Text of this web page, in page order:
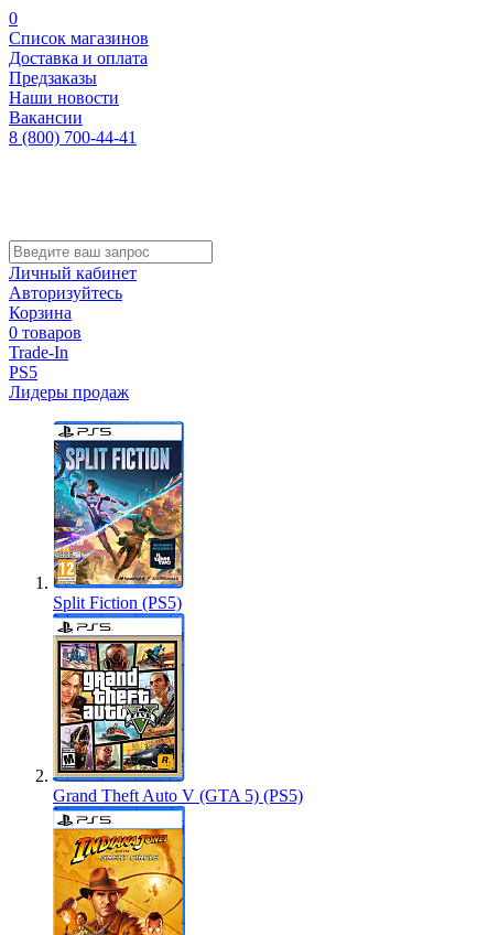
0
Список магазинов
Доставка и оплата
Предзаказы
Наши новости
Вакансии
8 (800) 700-44-41
Личный кабинет
Авторизуйтесь
Корзина
0 товаров
Trade-In
PS5
Лидеры продаж
Split Fiction (PS5)
Grand Theft Auto V (GTA 5) (PS5)